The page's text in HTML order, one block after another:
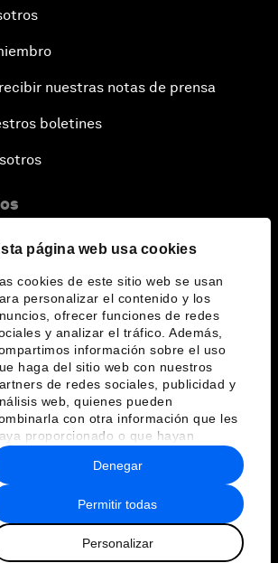
página web usa cookies
cookies de este sitio web se usan
personalizar el contenido y los
ofrecer funciones de redes
y analizar el tráfico. Además,
información sobre el uso
haga del sitio web con nuestros
de redes sociales, publicidad y
web, quienes pueden
con otra información que les
proporcionado o que hayan
a partir del uso que haya
de sus servicios.
Permitir todas
Personalizar
Denegar
nuestras notas de prensa
boletines
el Foro
idiomas
privacidad y normas de uso
Sitemap
Foro Económico Mundial